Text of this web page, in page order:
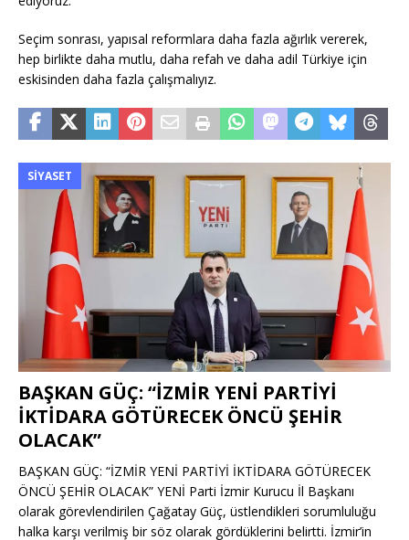
Seçim sonrası, yapısal reformlara daha fazla ağırlık vererek,
hep birlikte daha mutlu, daha refah ve daha adil Türkiye için
eskisinden daha fazla çalışmalıyız.
SIYASET
BAŞKAN GÜÇ: “İZMİR YENİ PARTİYİ
İKTİDARA GÖTÜRECEK ÖNCÜ ŞEHİR
OLACAK”
BAŞKAN GÜÇ: “İZMİR YENİ PARTİYİ İKTİDARA GÖTÜRECEK
ÖNCÜ ŞEHİR OLACAK” YENİ Parti İzmir Kurucu İl Başkanı
olarak görevlendirilen Çağatay Güç, üstlendikleri sorumluluğu
halka karşı verilmiş bir söz olarak gördüklerini belirtti. İzmir’in